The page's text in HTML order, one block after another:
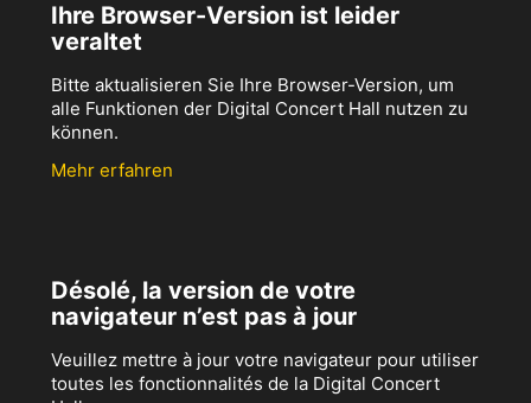
Ihre Browser-Version ist leider
veraltet
Bitte aktualisieren Sie Ihre Browser-Version, um
alle Funktionen der Digital Concert Hall nutzen zu
können.
Mehr erfahren
Désolé, la version de votre
navigateur n’est pas à jour
Veuillez mettre à jour votre navigateur pour utiliser
toutes les fonctionnalités de la Digital Concert